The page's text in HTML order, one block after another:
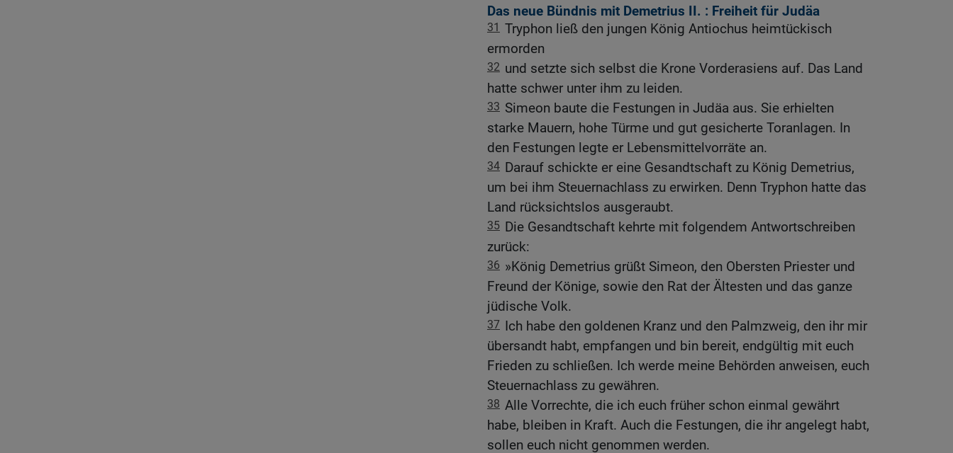
Das neue Bündnis mit Demetrius II. : Freiheit für Judäa
31 Tryphon ließ den jungen König Antiochus heimtückisch
ermorden
32 und setzte sich selbst die Krone Vorderasiens auf. Das Land
hatte schwer unter ihm zu leiden.
33 Simeon baute die Festungen in Judäa aus. Sie erhielten
starke Mauern, hohe Türme und gut gesicherte Toranlagen. In
den Festungen legte er Lebensmittelvorräte an.
34 Darauf schickte er eine Gesandtschaft zu König Demetrius,
um bei ihm Steuernachlass zu erwirken. Denn Tryphon hatte das
Land rücksichtslos ausgeraubt.
35 Die Gesandtschaft kehrte mit folgendem Antwortschreiben
zurück:
36 »König Demetrius grüßt Simeon, den Obersten Priester und
Freund der Könige, sowie den Rat der Ältesten und das ganze
jüdische Volk.
37 Ich habe den goldenen Kranz und den Palmzweig, den ihr mir
übersandt habt, empfangen und bin bereit, endgültig mit euch
Frieden zu schließen. Ich werde meine Behörden anweisen, euch
Steuernachlass zu gewähren.
38 Alle Vorrechte, die ich euch früher schon einmal gewährt
habe, bleiben in Kraft. Auch die Festungen, die ihr angelegt habt,
sollen euch nicht genommen werden.